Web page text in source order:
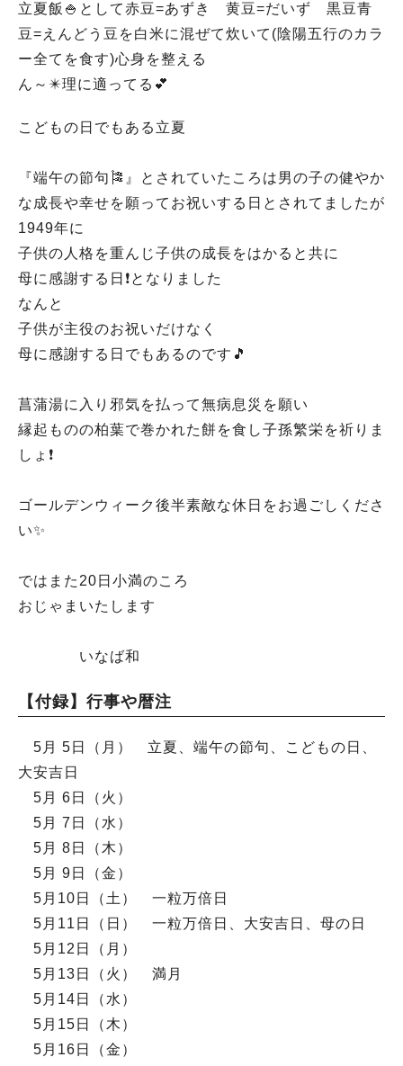
立夏飯🍚として赤豆=あずき 黄豆=だいず 黒豆青
豆=えんどう豆を白米に混ぜて炊いて(陰陽五行のカラ
ー全てを食す)心身を整える
ん～✴️理に適ってる💕
こどもの日でもある立夏
『端午の節句🎏』とされていたころは男の子の健やか
な成長や幸せを願ってお祝いする日とされてましたが
1949年に
子供の人格を重んじ子供の成長をはかると共に
母に感謝する日❗となりました
なんと
子供が主役のお祝いだけなく
母に感謝する日でもあるのです🎵
菖蒲湯に入り邪気を払って無病息災を願い
縁起ものの柏葉で巻かれた餅を食し子孫繁栄を祈りま
しょ❗
ゴールデンウィーク後半素敵な休日をお過ごしくださ
い✨
ではまた20日小満のころ
おじゃまいたします
いなば和
【付録】行事や暦注
5月 5日（月） 立夏、端午の節句、こどもの日、
大安吉日
5月 6日（火）
5月 7日（水）
5月 8日（木）
5月 9日（金）
5月10日（土） 一粒万倍日
5月11日（日） 一粒万倍日、大安吉日、母の日
5月12日（月）
5月13日（火） 満月
5月14日（水）
5月15日（木）
5月16日（金）